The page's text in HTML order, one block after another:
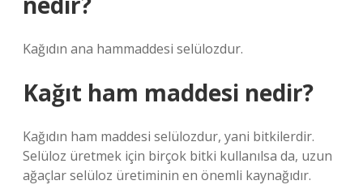
Kağıdın ana hammaddesi selülozdur.
Kağıt ham maddesi nedir?
Kağıdın ham maddesi selülozdur, yani bitkilerdir.
Selüloz üretmek için birçok bitki kullanılsa da, uzun
ağaçlar selüloz üretiminin en önemli kaynağıdır.